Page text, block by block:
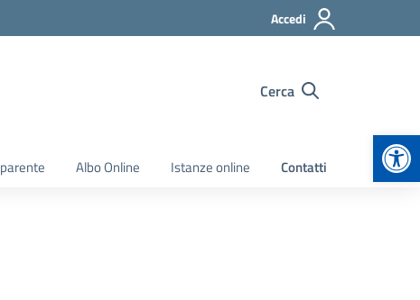
Accedi
Cerca
Albo Online Istanze online Contatti